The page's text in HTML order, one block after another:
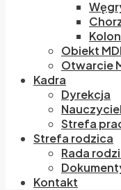
Obiekt
Otwarcie
Kadra
Dyrekcja
Strefa
Strefa rodzica
Rada
Kontakt